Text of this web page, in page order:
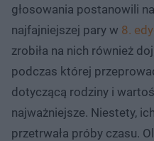
głosowania postanowili
najfajniejszej pary w 8.
zrobiła na nich również
podczas której
dotyczącą rodziny i
najważniejsze. Niestety,
przetrwała próby czasu.